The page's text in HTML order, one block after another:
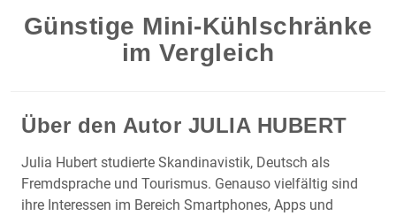
Günstige Mini-Kühlschränke
im Vergleich
Über den Autor JULIA HUBERT
Julia Hubert studierte Skandinavistik, Deutsch als
Fremdsprache und Tourismus. Genauso vielfältig sind
ihre Interessen im Bereich Smartphones, Apps und